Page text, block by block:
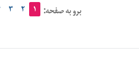
برو به صفحه: ۱ ۲ ۳